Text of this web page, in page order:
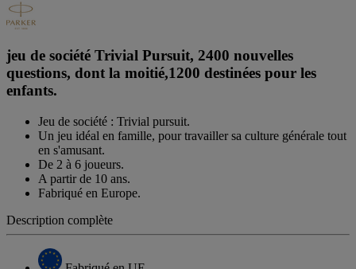
jeu de société Trivial Pursuit, 2400 nouvelles
questions, dont la moitié,1200 destinées pour les
enfants.
Jeu de société : Trivial pursuit.
Un jeu idéal en famille, pour travailler sa culture générale tout
en s'amusant.
De 2 à 6 joueurs.
A partir de 10 ans.
Fabriqué en Europe.
Description complète